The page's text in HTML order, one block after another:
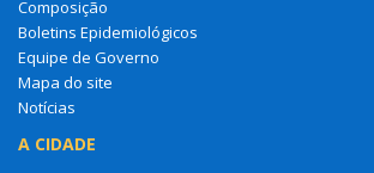
Composição
Boletins Epidemiológicos
Equipe de Governo
Mapa do site
Notícias
A CIDADE